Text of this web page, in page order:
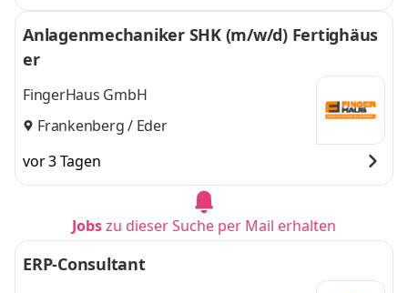
Anlagenmechaniker SHK (m/w/d) Fertighäus
er
FingerHaus GmbH
Frankenberg / Eder
vor 3 Tagen
Jobszu dieser Suche per Mail erhalten
ERP-Consultant